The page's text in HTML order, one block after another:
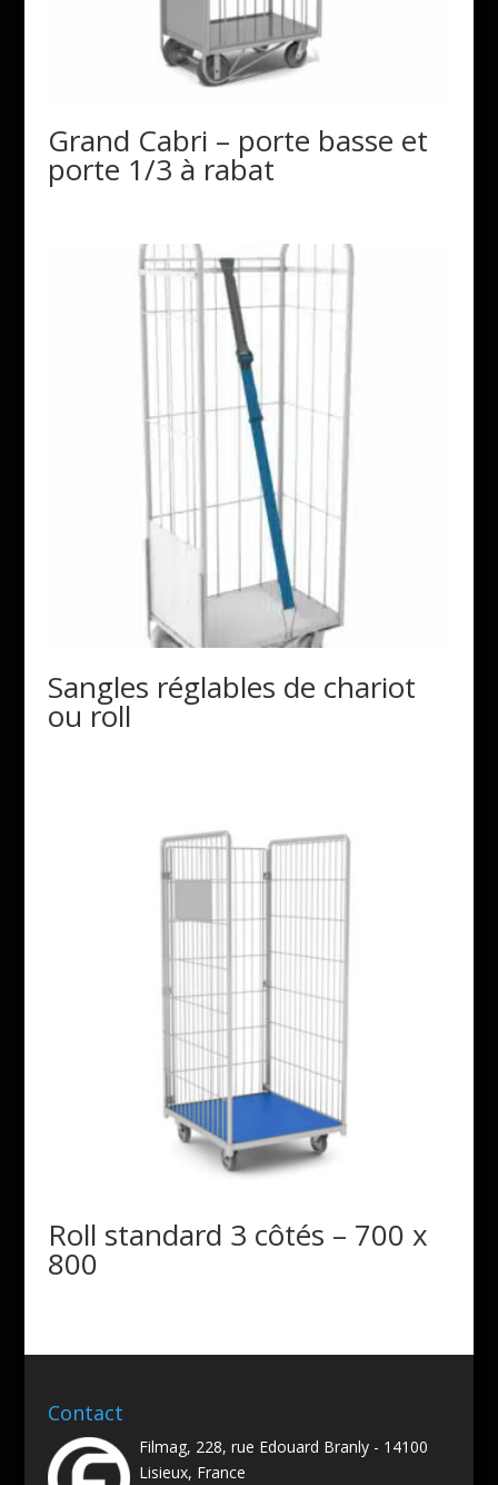
Grand Cabri – porte basse et
porte 1/3 à rabat
Sangles réglables de chariot
ou roll
Roll standard 3 côtés – 700 x
800
Contact
Filmag, 228, rue Edouard Branly - 14100
Lisieux, France